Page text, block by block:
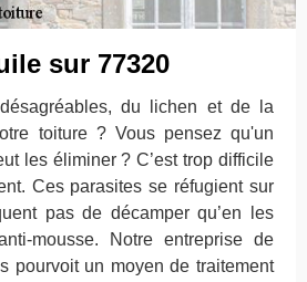
sur 77320
du lichen et de la
toiture ? Vous pensez qu'un
les éliminer ? C’est trop difficile
Ces parasites se réfugient sur
pas de décamper qu’en les
mousse. Notre entreprise de
pourvoit un moyen de traitement